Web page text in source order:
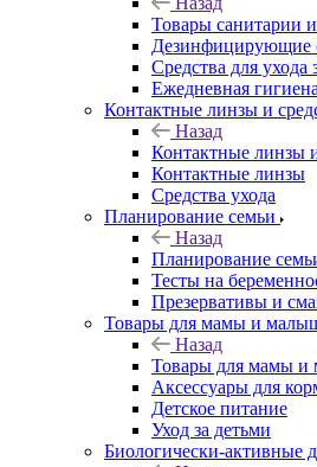
Товары санитарии
Дезинфицирующие
Средства для ухода
Ежедневная гигиена
Контактные линзы и
Назад
Контактные линзы
Контактные линзы
Средства ухода
Планирование семьи
Назад
Планирование
Тесты на
Презервативы и
Товары для мамы и
Назад
Товары для мамы и
Аксессуары для
Детское питание
Уход за детьми
Биологически-активные